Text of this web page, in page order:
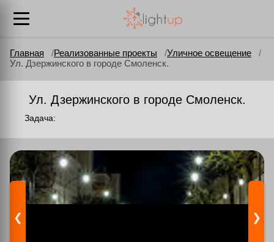
Главная Реализованные проекты
Уличное освещение
Ул. Дзержинского в городе Смоленск.
Ул. Дзержинского в городе Смоленск.
Задача:
❮ ❯